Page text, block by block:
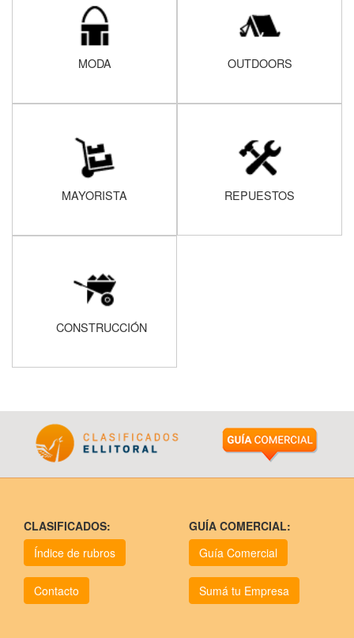
MODA OUTDOORS
MAYORISTA REPUESTOS
CONSTRUCCIÓN
CLASIFICADOS:
Índice de rubros
Contacto
GUÍA COMERCIAL:
Guía Comercial
Sumá tu Empresa